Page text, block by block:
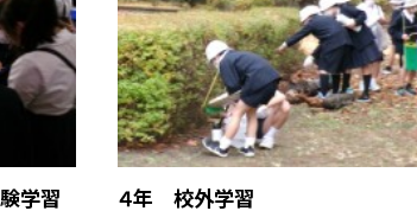
学習 ４年 校外学習